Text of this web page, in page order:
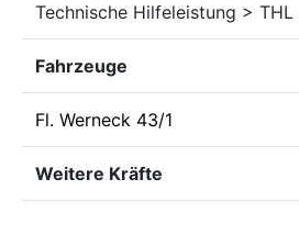
Technische Hilfeleistung > THL
Fahrzeuge
Fl. Werneck 43/1
Weitere Kräfte